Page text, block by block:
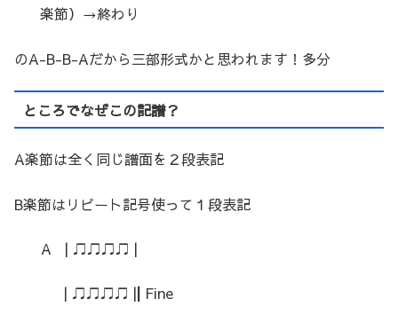
楽節）→終わり
のA-B-B-Aだから三部形式かと思われます！多分
ところでなぜこの記譜？
A楽節は全く同じ譜面を２段表記
B楽節はリピート記号使って１段表記
A | ♫♫♫♫ |
| ♫♫♫♫ || Fine